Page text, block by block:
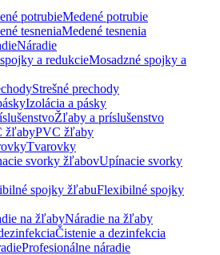
Medené potrubie
Medené tesnenia
Náradie
Mosadzné spojky a
Strešné prechody
Izolácia a pásky
Žľaby a príslušenstvo
PVC žľaby
Tvarovky
Upínacie svorky
Flexibilné spojky
Náradie na žľaby
Čistenie a dezinfekcia
Profesionálne náradie